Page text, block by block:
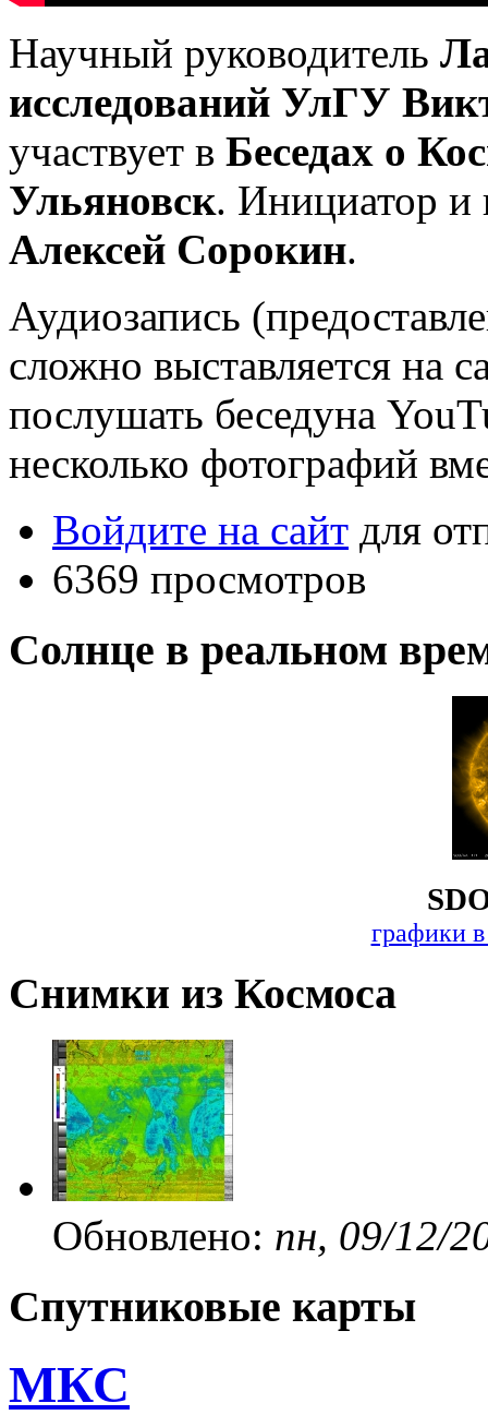
Научный руководитель
исследований УлГУ
участвует в Беседах о
Ульяновск. Инициатор и
Алексей Сорокин.
Аудиозапись
сложно выставляется на
послушать беседуна
несколько фотографий
Войдите на сайт для
6369 просмотров
Солнце в реальном
графики
Снимки из Космоса
Обновлено: пн, 09/12/
Спутниковые карты
МКС